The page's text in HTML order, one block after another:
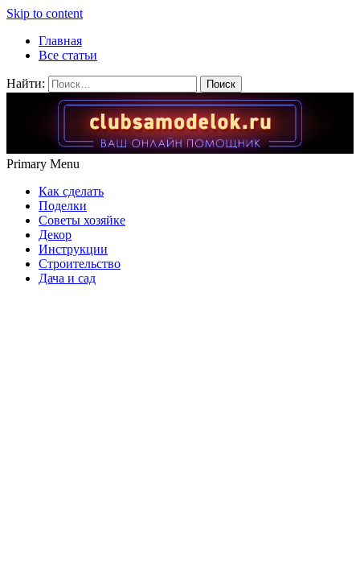
Skip to content
Главная
Все статьи
Найти:
Primary Menu
Как сделать
Поделки
Советы хозяйке
Декор
Инструкции
Строительство
Дача и сад